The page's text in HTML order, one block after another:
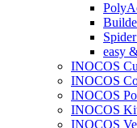
easy
INOCOS
INOCOS
INOCOS
INOCOS
INOCOS